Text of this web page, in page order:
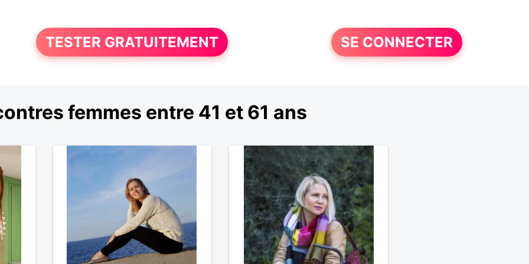
TESTER GRATUITEMENT SE CONNECTER
femmes entre 41 et 61 ans